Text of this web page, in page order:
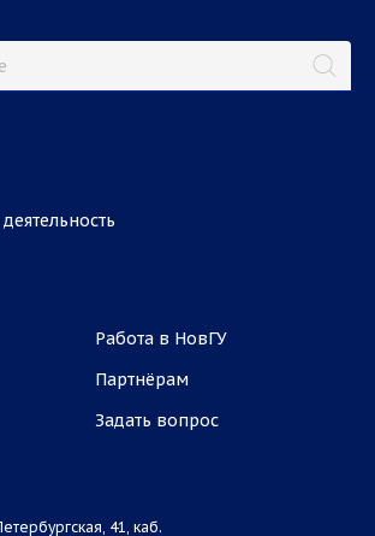
Работа в НовГУ
Партнёрам
Задать вопрос
41, каб.